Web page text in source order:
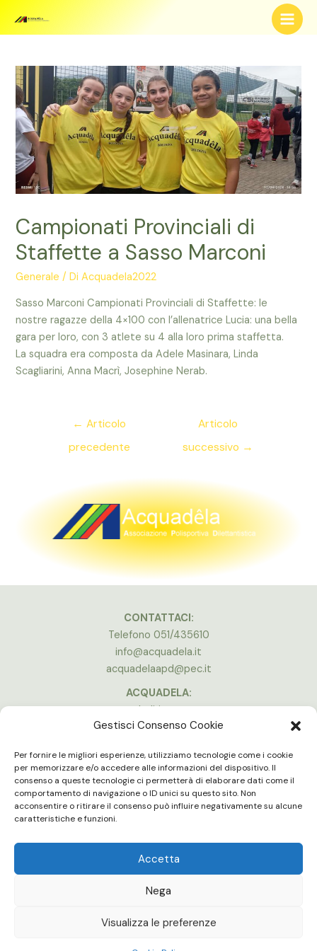
Gestisci Consenso Cookie
Per fornire le migliori esperienze, utilizziamo tecnologie come i cookie
per memorizzare e/o accedere alle informazioni del dispositivo. Il
consenso a queste tecnologie ci permetterà di elaborare dati come il
comportamento di navigazione o ID unici su questo sito. Non
acconsentire o ritirare il consenso può influire negativamente su alcune
caratteristiche e funzioni.
Accetta
Nega
Visualizza le preferenze
Main
Campionati Provinciali di
Staffette a Sasso Marconi
Generale / DiAcquadela2022
Sasso Marconi Campionati Provinciali di Staffette: le
nostre ragazze della 4×100 con l’allenatrice Lucia: una bella
gara per loro, con 3 atlete su 4 alla loro prima staffetta.
La squadra era composta da Adele Masinara, Linda
Scagliarini, Anna Macrì, Josephine Nerab.
Navigazione
← Articolo
precedente
Articolo
successivo →
CONTATTACI:
Telefono 051/435610
info@acquadela.it
acquadelaapd@pec.it
ACQUADELA:
Indirizzo:
Via A. Costa, 174, 40134 Bologna
Vedi la mappa
ORARI APERTURA:
Lun - Ven 16:00 - 20:00
Gli uffici e le palestre sono chiuse in concomitanza delle partite in
Acquadela | Copyright © 2022 |
Benemerenze
Cookies policy